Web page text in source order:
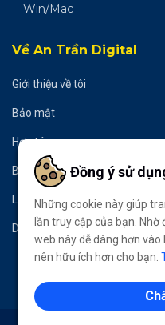
Win/Mac
Về An Trần Digital
Giới thiệu về tôi
Bảo mật
Hợp tác
Bản quyền
Liên hệ
Donate
Đồng ý sử
Những cookie này giúp
lần truy cập của bạn.
web này dễ dàng hơn
nên hữu ích hơn cho bạn.